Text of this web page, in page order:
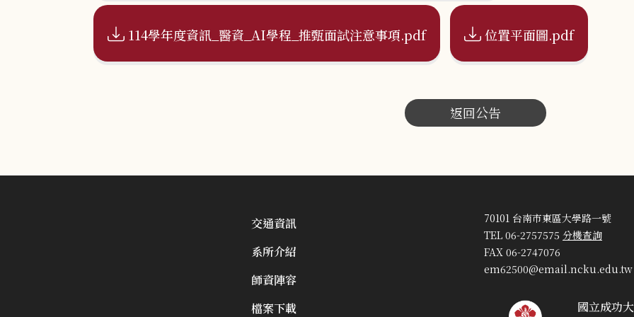
114學年度資訊_醫資_AI學程_推甄面試注意事項.pdf 位置平面圖.pdf
返回公告
交通資訊
系所介紹
師資陣容
檔案下載
70101 台南市東區大學路一號
TEL 06-2757575 分機查詢
FAX 06-2747076
em62500@email.ncku.edu.tw
國立成功